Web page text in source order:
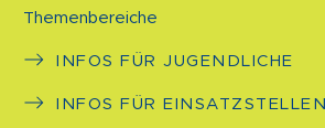
Themenbereiche
INFOS FÜR JUGENDLICHE
INFOS FÜR EINSATZSTELLEN